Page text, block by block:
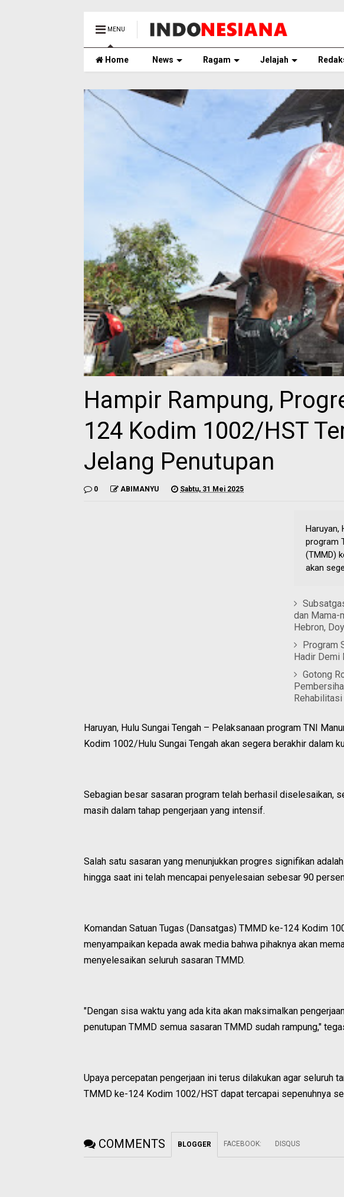
MENU
Home News Ragam Jelajah
Hampir Rampung,
124 Kodim 1002/HST
Jelang Penutupan
0 ABIMANYU Sabtu, 31 Mei 2025
Haruyan,
program
(TMMD)
akan
dan Mama-
Hebron,
Program
Hadir Demi
Gotong
Haruyan, Hulu Sungai Tengah – Pelaksanaan program TNI
Kodim 1002/Hulu Sungai Tengah akan segera berakhir dalam
Sebagian besar sasaran program telah berhasil diselesaikan,
masih dalam tahap pengerjaan yang intensif.
Salah satu sasaran yang menunjukkan progres signifikan
hingga saat ini telah mencapai penyelesaian sebesar 90
Komandan Satuan Tugas (Dansatgas) TMMD ke-124 Kodim
menyampaikan kepada awak media bahwa pihaknya akan
menyelesaikan seluruh sasaran TMMD.
"Dengan sisa waktu yang ada kita akan maksimalkan
penutupan TMMD semua sasaran TMMD sudah rampung,"
Upaya percepatan pengerjaan ini terus dilakukan agar seluruh
TMMD ke-124 Kodim 1002/HST dapat tercapai sepenuhnya
COMMENTS BLOGGER FACEBOOK: DISQUS